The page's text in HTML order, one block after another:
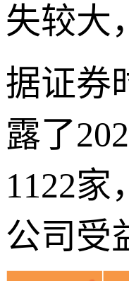
失较大
据证券
露了
1122
公司受